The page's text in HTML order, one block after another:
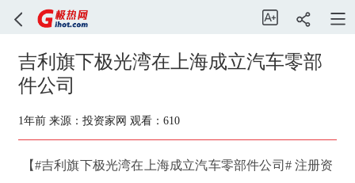
吉利旗下极光湾在上海成立汽车零部
件公司
1年前来源：投资家网 观看：610
【#吉利旗下极光湾在上海成立汽车零部件公司# 注册资